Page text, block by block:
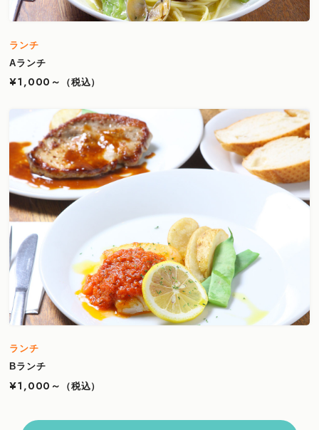
ランチ
Aランチ
¥1,000～
（税込）
ランチ
Bランチ
¥1,000～
（税込）